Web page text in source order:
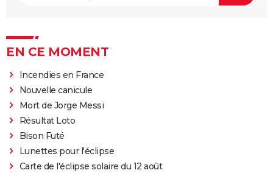
EN CE MOMENT
Incendies en France
Nouvelle canicule
Mort de Jorge Messi
Résultat Loto
Bison Futé
Lunettes pour l'éclipse
Carte de l'éclipse solaire du 12 août